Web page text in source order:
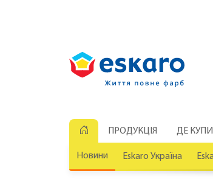
ПРОДУКЦІЯ ДЕ
Новини Eskaro Україна